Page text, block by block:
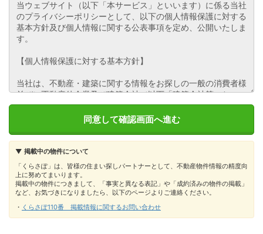
▼ 掲載中の物件について
「くらさぽ」は、皆様の住まい探しパートナーとして、不動産物件情報の精度向
上に努めてまいります。
掲載中の物件につきまして、「事実と異なる表記」や「成約済みの物件の掲載」
など、お気づきになりましたら、以下のページよりご連絡ください。
・ くらさぽ110番 掲載情報に関するお問い合わせ